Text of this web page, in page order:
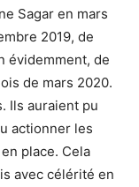
Sagar en mars
2019, de
évidemment, de
de mars 2020.
Ils auraient pu
actionner les
place. Cela
avec célérité en